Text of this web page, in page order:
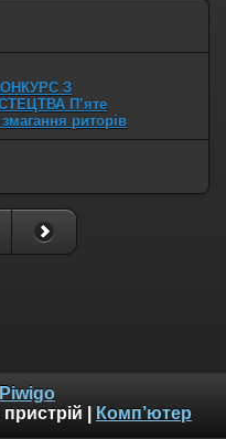
З
П’яте
риторів
Piwigo
Комп’ютер